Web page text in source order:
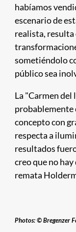
habíamos
escenario de
realista, resulta
sometiéndolo
público sea
La "Carmen del
probablemente
concepto con
respecta a
resultados
creo que no
remata
Photos: © Bregenzer